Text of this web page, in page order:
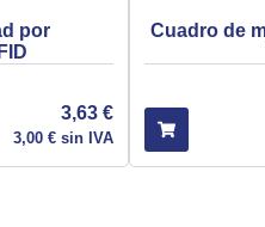
por
3,63 €
3,00 € sin IVA
Cuadro de